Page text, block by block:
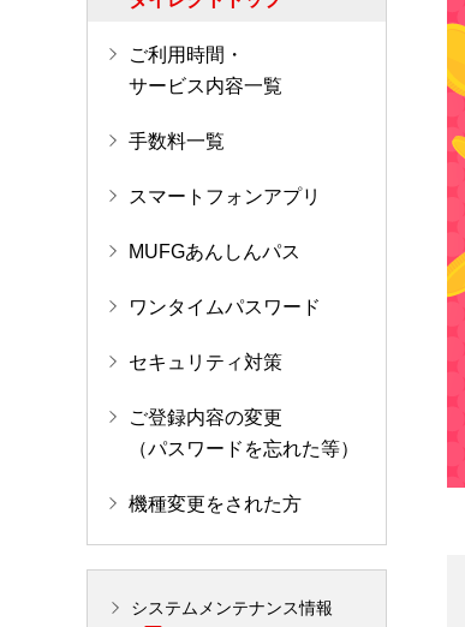
ご利用時間・
サービス内容一覧
手数料一覧
スマートフォンアプリ
MUFGあんしんパス
ワンタイムパスワード
セキュリティ対策
ご登録内容の変更
（パスワードを忘れた等）
機種変更をされた方
システムメンテナンス情報